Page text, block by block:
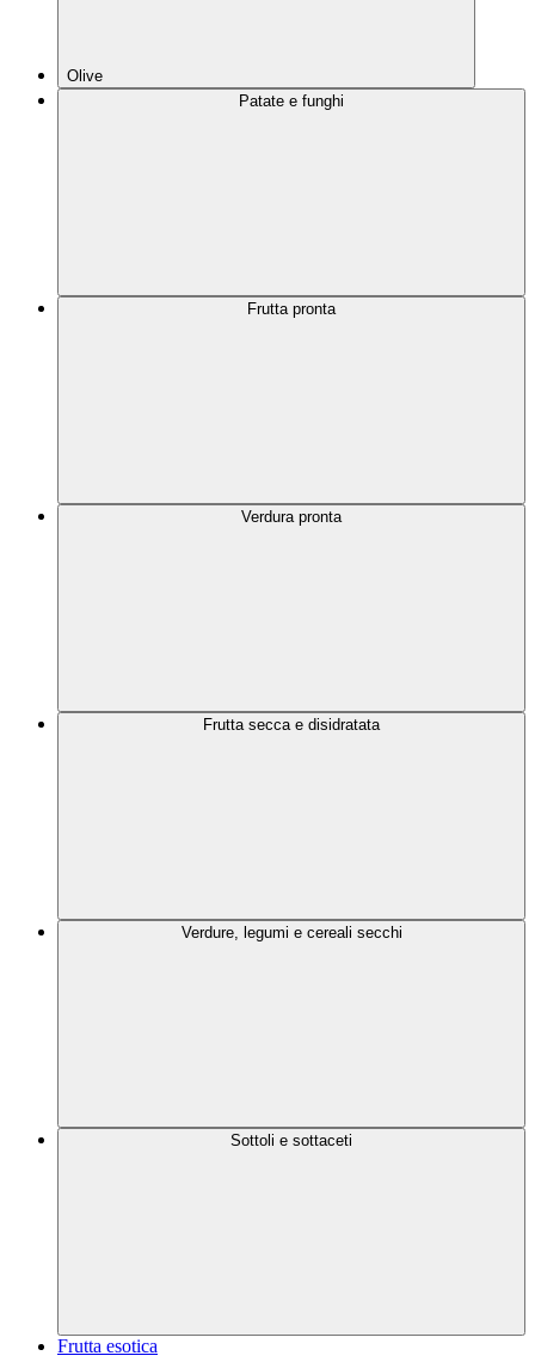
Olive
Patate e funghi
Frutta pronta
Verdura pronta
Frutta secca e disidratata
Verdure, legumi e cereali secchi
Sottoli e sottaceti
Frutta esotica